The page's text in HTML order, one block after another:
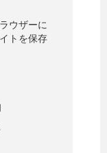
ウザーに
トを保存